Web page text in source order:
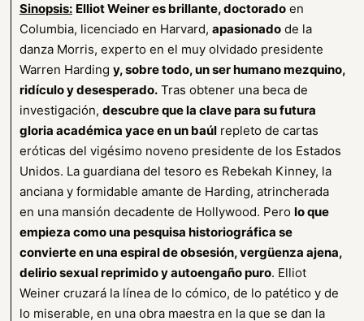
Sinopsis: Elliot Weiner es brillante, doctoradoen
Columbia, licenciado en Harvard, apasionadode la
danza Morris, experto en el muy olvidado presidente
Warren Harding y, sobre todo, un ser humano mezquino,
ridículo y desesperado.Tras obtener una beca de
investigación, descubre que la clave para su futura
gloria académica yace en un baúlrepleto de cartas
eróticas del vigésimo noveno presidente de los Estados
Unidos. La guardiana del tesoro es Rebekah Kinney, la
anciana y formidable amante de Harding, atrincherada
en una mansión decadente de Hollywood. Pero lo que
empieza como una pesquisa historiográfica se
convierte en una espiral de obsesión, vergüenza ajena,
delirio sexual reprimido y autoengaño puro. Elliot
Weiner cruzará la línea de lo cómico, de lo patético y de
lo miserable, en una obra maestra en la que se dan la